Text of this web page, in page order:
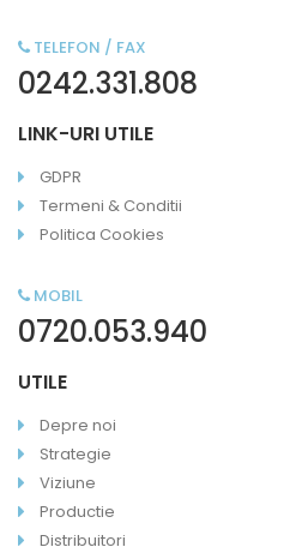
TELEFON / FAX
0242.331.808
LINK-URI UTILE
GDPR
Termeni & Conditii
Politica Cookies
MOBIL
0720.053.940
UTILE
Depre noi
Strategie
Viziune
Productie
Distribuitori